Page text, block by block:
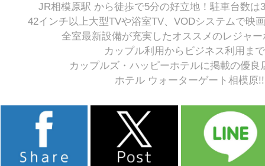
JR相模原駅 から徒歩で5分の好立地！駐車台数は
42インチ以上大型TVや浴室TV、VODシステムで映
全室最新設備が充実したオススメのレジャ
カップル利用からビジネス利用ま
カップルズ・ハッピーホテルに掲載の優良
ホテル ウォーターゲート相模原!!